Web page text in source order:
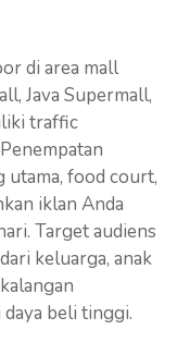
di area mall
Java Supermall,
traffic
food court,
iklan Anda
Target audiens
keluarga, anak
beli tinggi.